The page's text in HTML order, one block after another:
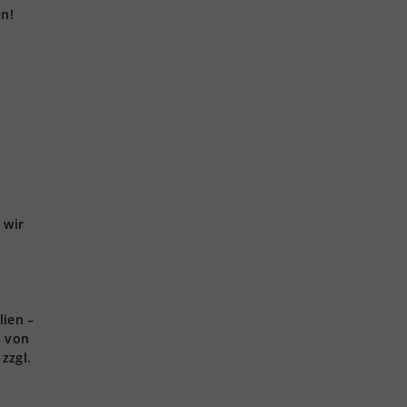
wir
–
von